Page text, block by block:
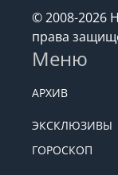
© 2008-2026
права
Меню
АРХИВ
ЭКСКЛЮЗИВЫ
ГОРОСКОП